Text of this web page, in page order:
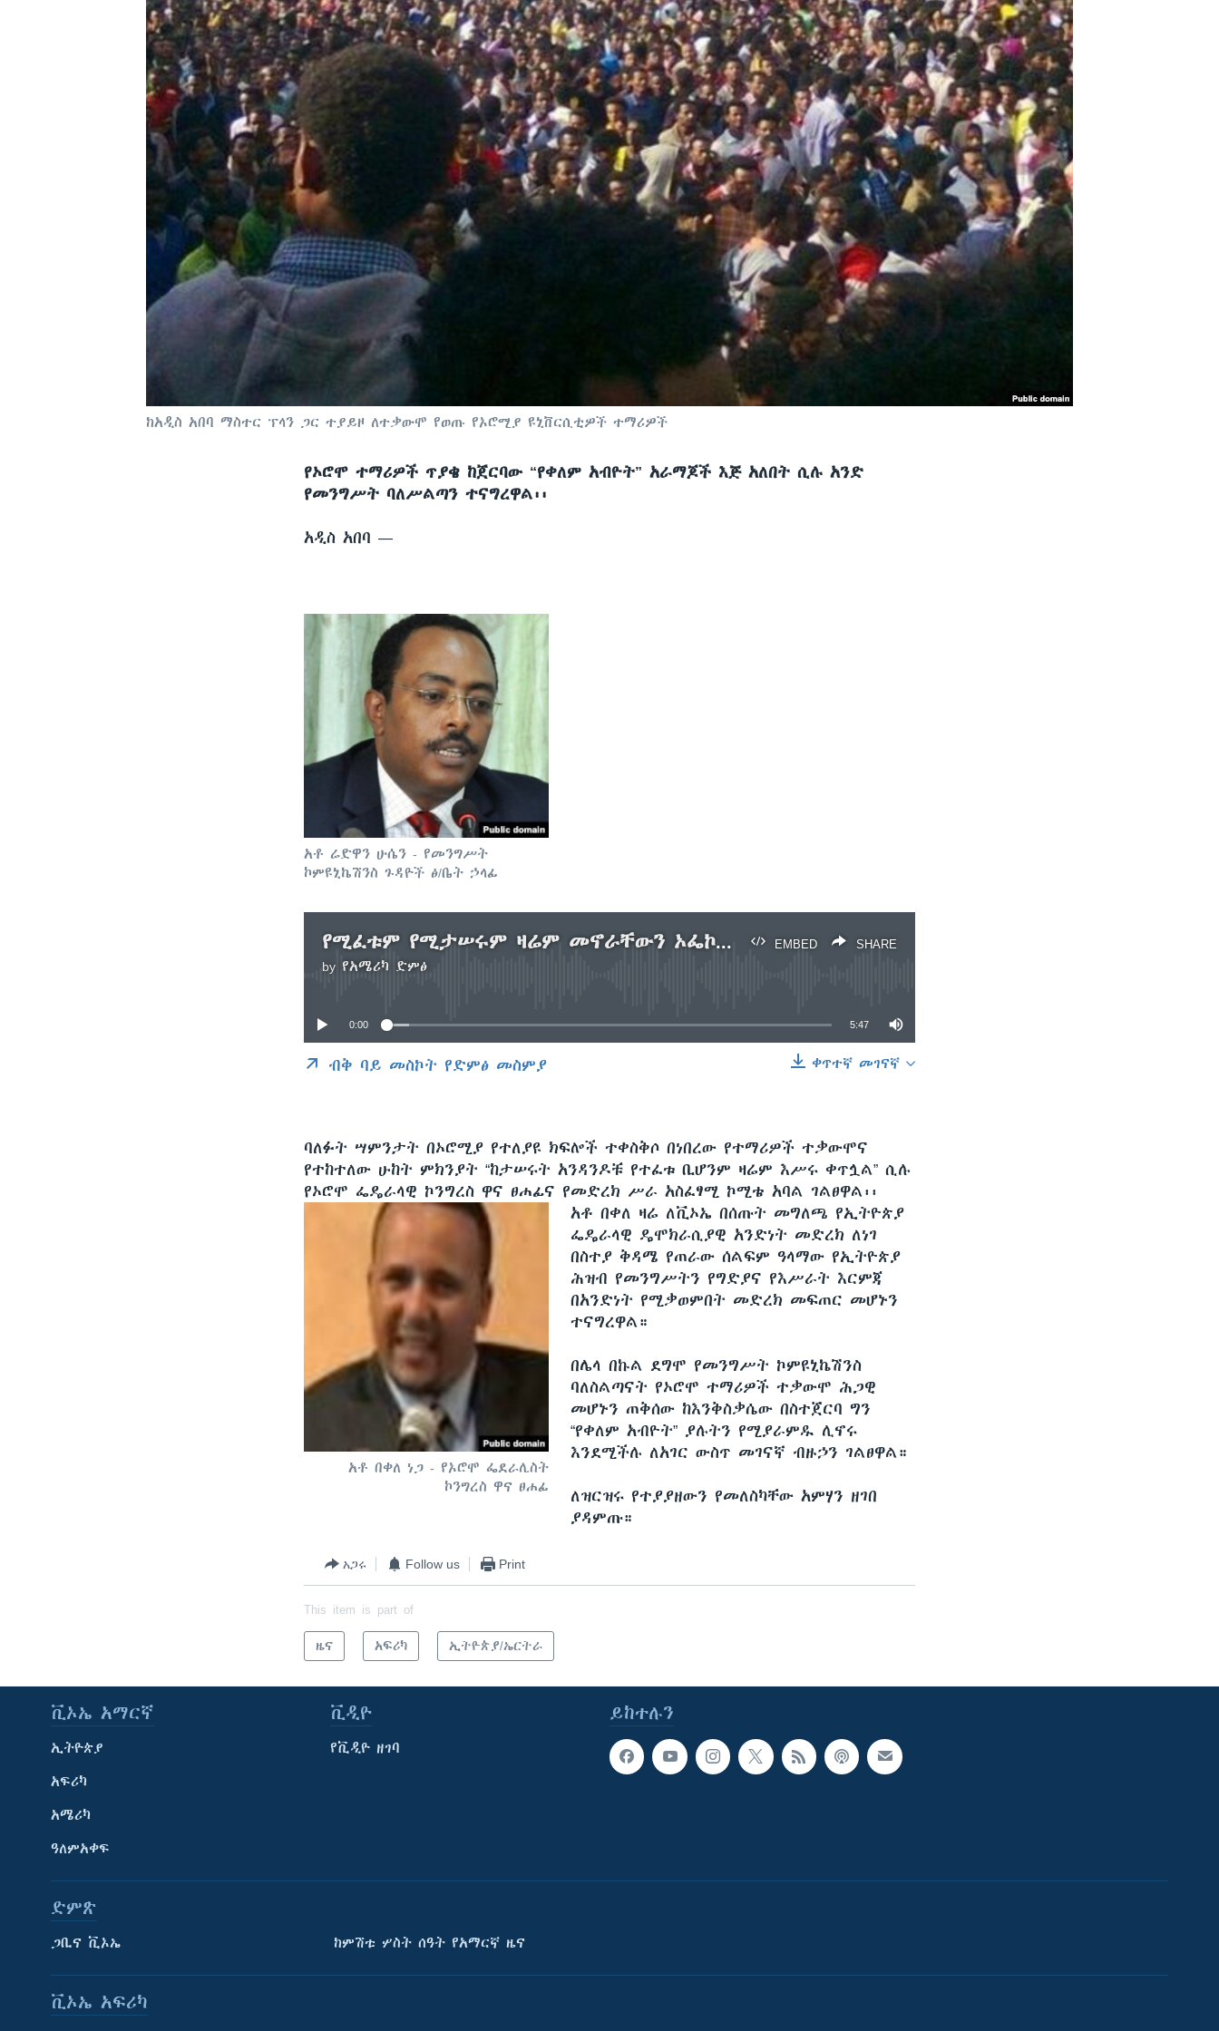
ከአዲስ አበባ ማስተር ፕላን ጋር ተያይዞ ለተቃውሞ የወጡ የኦሮሚያ ዩኒቨርሲቲዎች ተማሪዎች
የኦሮሞ ተማሪዎች ጥያቄ ከጀርባው “የቀለም አብዮት” አራማጆች እጅ አለበት ሲሉ አንድ
የመንግሥት ባለሥልጣን ተናግረዋል፡፡
አዲስ አበባ —
አቶ ሬድዋን ሁሴን - የመንግሥት
ኮምዩኒኬሽንስ ጉዳዮች ፅ/ቤት ኃላፊ
EMBED SHARE
የሚፈቱም የሚታሠሩም ዛሬም መኖራቸውን ኦፌኮ ገለፀ
by የአሜሪካ ድምፅ
0:00 5:47
ቀጥተኛ መገናኛ
ብቅ ባይ መስኮት የድምፅ መስምያ
ባለፉት ሣምንታት በኦሮሚያ የተለያዩ ክፍሎች ተቀስቅሶ በነበረው የተማሪዎች ተቃውሞና
የተከተለው ሁከት ምክንያት “ከታሠሩት አንዳንዶቹ የተፈቱ ቢሆንም ዛሬም እሥሩ ቀጥሏል” ሲሉ
የኦሮሞ ፌዴራላዊ ኮንግረስ ዋና ፀሐፊና የመድረክ ሥራ አስፈፃሚ ኮሚቴ አባል ገልፀዋል፡፡
አቶ በቀለ ነጋ - የኦሮሞ ፌደራሊስት
ኮንግረስ ዋና ፀሐፊ
አቶ በቀለ ዛሬ ለቪኦኤ በሰጡት መግለጫ የኢትዮጵያ
ፌዴራላዊ ዴሞክራሲያዊ አንድነት መድረክ ለነገ
በስተያ ቅዳሜ የጠራው ሰልፍም ዓላማው የኢትዮጵያ
ሕዝብ የመንግሥትን የግድያና የእሥራት እርምጃ
በአንድነት የሚቃወምበት መድረክ መፍጠር መሆኑን
ተናግረዋል።
በሌላ በኩል ደግሞ የመንግሥት ኮምዩኒኬሽንስ
ባለስልጣናት የኦሮሞ ተማሪዎች ተቃውሞ ሕጋዊ
መሆኑን ጠቅሰው ከእንቅስቃሴው በስተጀርባ ግን
“የቀለም አብዮት” ያሉትን የሚያራምዱ ሊኖሩ
እንደሚችሉ ለአገር ውስጥ መገናኛ ብዙኃን ገልፀዋል።
ለዝርዝሩ የተያያዘውን የመለስካቸው አምሃን ዘገበ
ያዳምጡ።
አጋሩ Follow us Print
This item is part of
ዜና አፍሪካ ኢትዮጵያ/ኤርትራ
ይከተሉን
ቪኦኤ አማርኛ
ኢትዮጵያ
አፍሪካ
አሜሪካ
ዓለምአቀፍ
ቪዲዮ
የቪዲዮ ዘገባ
ድምጽ
ጋቢና ቪኦኤ ከምሽቱ ሦስት ሰዓት የአማርኛ ዜና
ቪኦኤ አፍሪካ